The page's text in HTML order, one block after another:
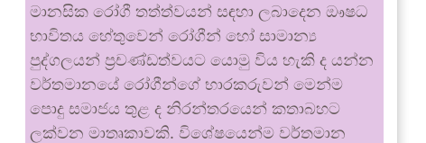
මානසික රෝගී තත්ත්වයන් සඳහා ලබාදෙන ඖෂධ
භාවිතය හේතුවෙන් රෝගීන් හෝ සාමාන්‍ය
පුද්ගලයන් ප්‍රචණ්ඩත්වයට යොමු විය හැකි ද යන්න
වර්තමානයේ රෝගීන්ගේ භාරකරුවන් මෙන්ම
පොදු සමාජය තුළ ද නිරන්තරයෙන් කතාබහට
ලක්වන මාතෘකාවකි. විශේෂයෙන්ම වර්තමාන